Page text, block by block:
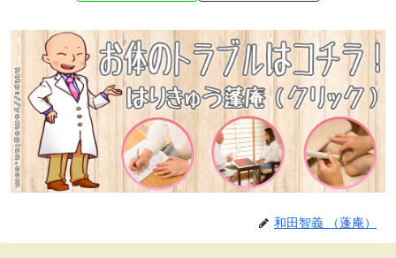
和田智義 （蓬庵）